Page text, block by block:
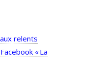
relents
« La